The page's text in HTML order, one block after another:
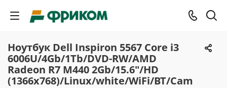
Ноутбук Dell Inspiron 5567 Core i3
6006U/4Gb/1Tb/DVD-RW/AMD
Radeon R7 M440 2Gb/15.6"/HD
(1366x768)/Linux/white/WiFi/BT/Cam